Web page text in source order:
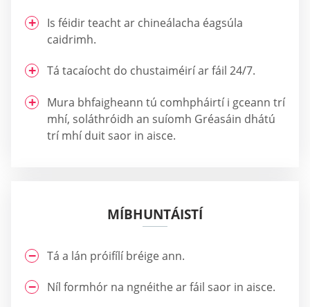
Is féidir teacht ar chineálacha éagsúla
caidrimh.
Tá tacaíocht do chustaiméirí ar fáil 24/7.
Mura bhfaigheann tú comhpháirtí i gceann trí
mhí, soláthróidh an suíomh Gréasáin dhátú
trí mhí duit saor in aisce.
MÍBHUNTÁISTÍ
Tá a lán próifílí bréige ann.
Níl formhór na ngnéithe ar fáil saor in aisce.